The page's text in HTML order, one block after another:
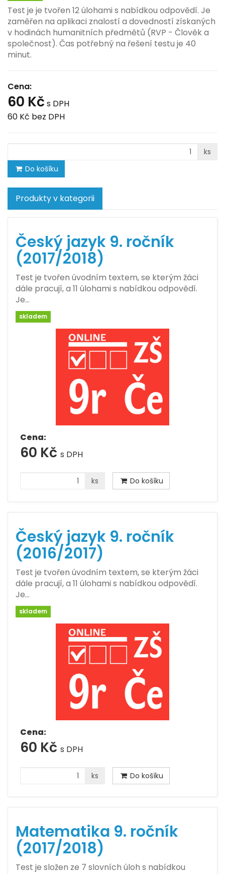
Test je je tvořen 12 úlohami s nabídkou odpovědí. Je
zaměřen na aplikaci znalostí a dovedností získaných
v hodinách humanitních předmětů (RVP - Člověk a
společnost). Čas potřebný na řešení testu je 40
minut.
Cena:
60 Kč s DPH
60 Kč bez DPH
ks
Do košíku
Produkty v kategorii
Český jazyk 9. ročník
(2017/2018)
Test je tvořen úvodním textem, se kterým žáci
dále pracují, a 11 úlohami s nabídkou odpovědí.
Je…
skladem
Cena:
60 Kč s DPH
ks Do košíku
Český jazyk 9. ročník
(2016/2017)
Test je tvořen úvodním textem, se kterým žáci
dále pracují, a 11 úlohami s nabídkou odpovědí.
Je…
skladem
Cena:
60 Kč s DPH
ks Do košíku
Matematika 9. ročník
(2017/2018)
Test je složen ze 7 slovních úloh s nabídkou